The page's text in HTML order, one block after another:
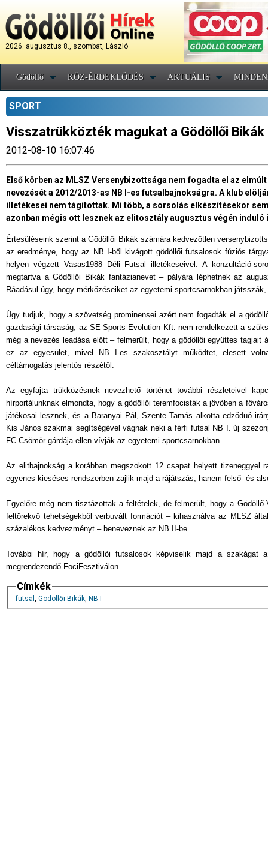
2026. augusztus 8., szombat, László
Gödöllő KÖZ-ÉRDEKLŐDÉS AKTUÁLIS
SPORT
Visszatrükközték magukat a Gödöllői Bikák
2012-08-10 16:07:46
Első körben az MLSZ Versenybizottsága nem fogadta el az
nevezését a 2012/2013-as NB I-es futsalbajnokságra. A klub
illetékesei nem tágítottak. Mi több, a sorsolás elkészítésekor
azonban mégis ott lesznek az elitosztály augusztus végén induló
Értesüléseink szerint a Gödöllői Bikák számára kedvezőtlen
az eredménye, hogy az NB I-ből kivágott gödöllői futsalosok fúziós
helyen végzett Vasas1988 Déli Futsal illetékeseivel. A konzultáció-
megtartva a Gödöllői Bikák fantázianevet – pályára léphetnek az
Ráadásul úgy, hogy mérkőzéseiket az egyetemi sportcsarnokban
Úgy tudjuk, hogy a szövetség prominensei azért nem fogadták el a
gazdasági társaság, az SE Sports Evolution Kft. nem rendelkezett a
még a nevezés leadása előtt – felmerült, hogy a gödöllői együttes tagjait
ez az egyesület, mivel NB I-es szakosztályt működtet, elesett
céltámogatás jelentős részétől.
Az egyfajta trükközésnek nevezhető történet további részleteivel
hírportálunknak elmondta, hogy a gödöllői teremfocisták a jövőben a
játékosai lesznek, és a Baranyai Pál, Szente Tamás alkotta edződuó
Kis János szakmai segítségével vágnak neki a férfi futsal NB I. új
FC Csömör gárdája ellen vívják az egyetemi sportcsarnokban.
Az elitbajnokság a korábban megszokott 12 csapat helyett
egyenes kieséses rendszerben zajlik majd a rájátszás, hanem felső- és
Egyelőre még nem tisztázottak a feltételek, de felmerült, hogy a
feltörekvő tehetségekből verbuvált formációt – kihasználva az MLSZ
százalékos kedvezményt – beneveznek az NB II-be.
További hír, hogy a gödöllői futsalosok képviselik majd a szakágat
megrendezendő FociFesztiválon.
Címkék
futsal , Gödöllői Bikák, NB I